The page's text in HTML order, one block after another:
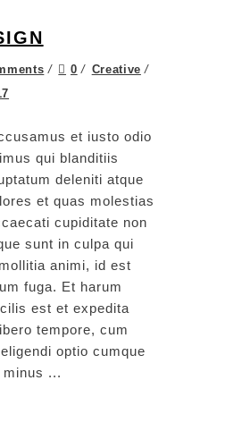
0
Creative
et iusto odio
qui blanditiis
deleniti atque
et quas molestias
cupiditate non
sunt in culpa qui
animi, id est
fuga. Et harum
est et expedita
tempore, cum
optio cumque